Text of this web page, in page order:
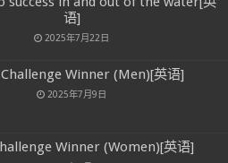
语]
2025年7月22日
Winner (Men)[英语]
2025年7月9日
Winner (Women)[英语]